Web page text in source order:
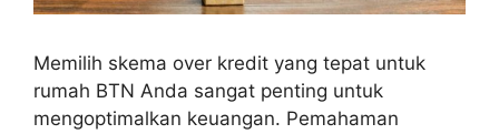
Memilih skema over kredit yang tepat untuk
rumah BTN Anda sangat penting untuk
mengoptimalkan keuangan. Pemahaman